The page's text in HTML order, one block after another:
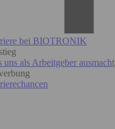
bei BIOTRONIK
uns als Arbeitgeber ausmacht